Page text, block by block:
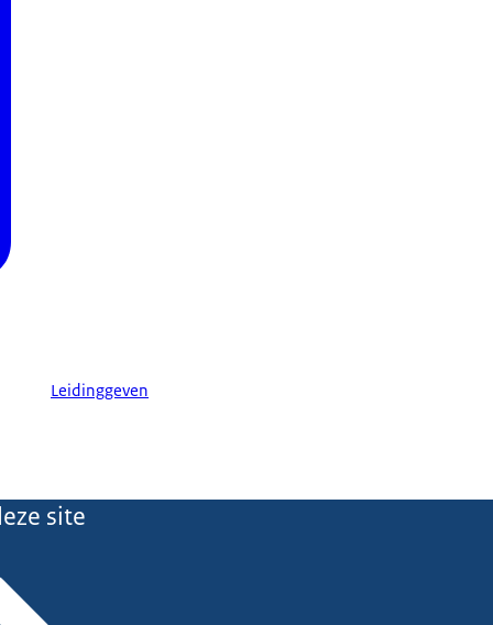
Leidinggeven
site